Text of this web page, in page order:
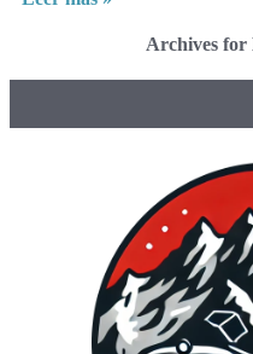
Archives for